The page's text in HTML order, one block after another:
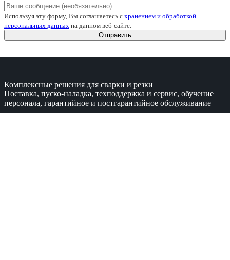
Используя эту форму, Вы соглашаетесь с хранением и обработкой
персональных данных на данном веб-сайте.
Комплексные решения для сварки и резки
Поставка, пуско-наладка, техподдержка и сервис, обучение
персонала, гарантийное и постгарантийное обслуживание